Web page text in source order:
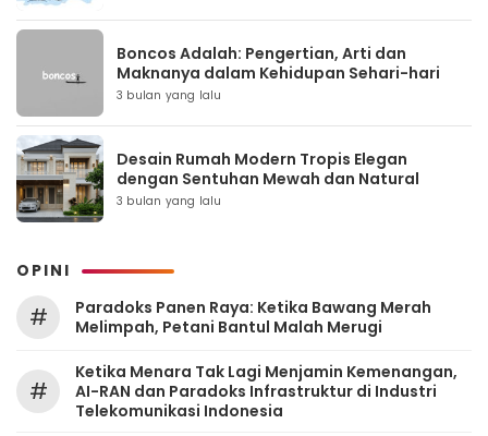
Boncos Adalah: Pengertian, Arti dan
Maknanya dalam Kehidupan Sehari-hari
3 bulan yang lalu
Desain Rumah Modern Tropis Elegan
dengan Sentuhan Mewah dan Natural
3 bulan yang lalu
OPINI
#
Paradoks Panen Raya: Ketika Bawang Merah
Melimpah, Petani Bantul Malah Merugi
#
Ketika Menara Tak Lagi Menjamin Kemenangan,
AI-RAN dan Paradoks Infrastruktur di Industri
Telekomunikasi Indonesia